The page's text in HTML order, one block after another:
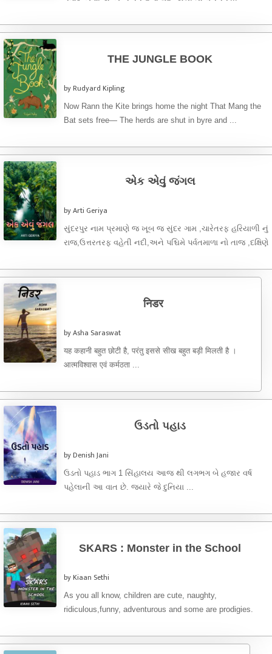
THE JUNGLE BOOK
by Rudyard Kipling
Now Rann the Kite brings home the night That Mang the
Bat sets free— The herds are shut in byre and ...
એક એવું જંગલ
by Arti Geriya
સુંદરપુર નામ પ્રમાણે જ ખૂબ જ સુંદર ગામ ,ચારેતરફ હરિયાળી નું
રાજ,ઉત્તરતરફ વહેતી નદી,અને પશ્ચિમે પર્વતમાળા નો તાજ ,દક્ષિણે
निडर
by Asha Saraswat
यह कहानी बहुत छोटी है, परंतु इससे सीख बहुत बड़ी मिलती है ।
आत्मविश्वास एवं कर्मठता ...
ઉડતો પહાડ
by Denish Jani
ઉડતો પહાડ ભાગ 1 સિંહાલય આજ થી લગભગ બે હજાર વર્ષ
પહેલાની આ વાત છે. જ્યારે જે દુનિયા ...
SKARS : Monster in the School
by Kiaan Sethi
As you all know, children are cute, naughty,
ridiculous,funny, adventurous and some are prodigies.